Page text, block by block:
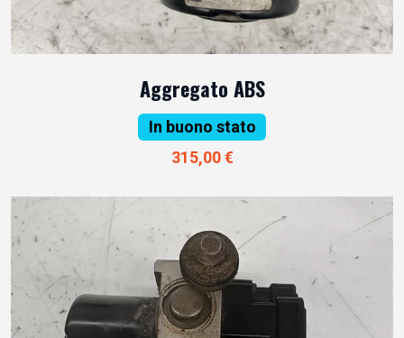
Aggregato ABS
In buono stato
315,00 €